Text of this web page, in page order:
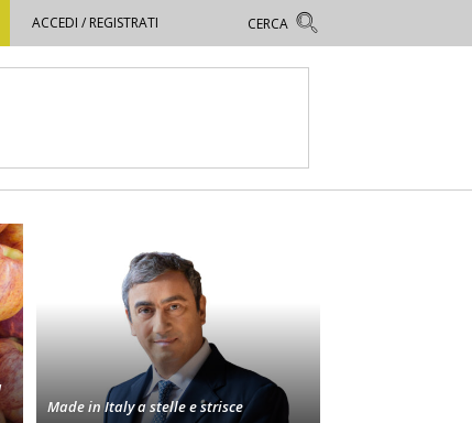
ACCEDI / REGISTRATI
Made in Italy a stelle e strisce